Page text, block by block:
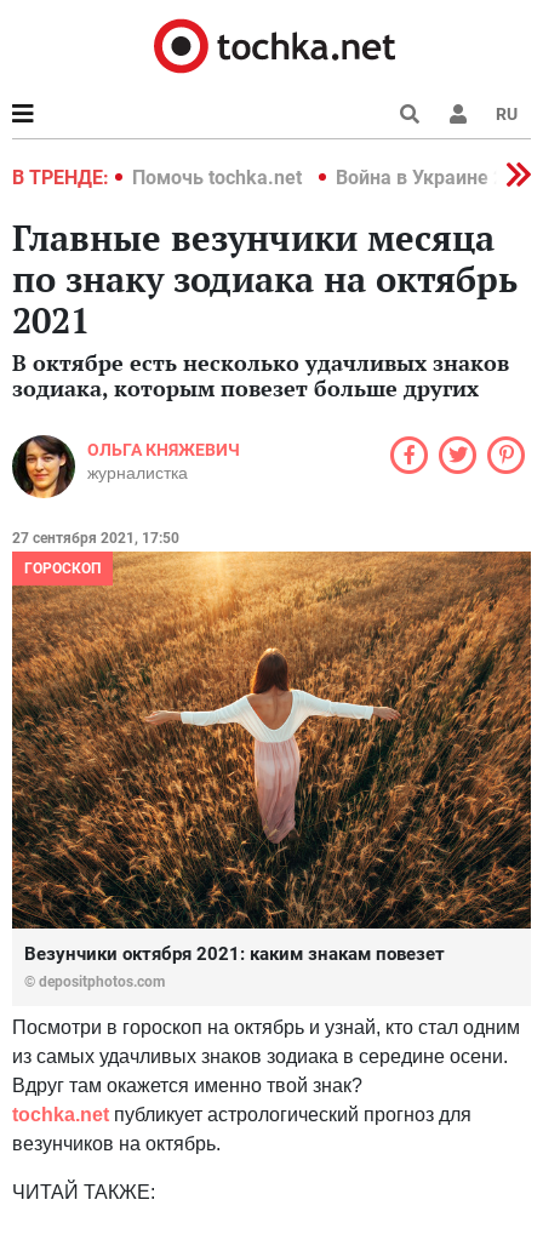
RU
В ТРЕНДЕ:
2022 Помочь tochka.net Война в Украине 2022
Главные везунчики месяца
по знаку зодиака на октябрь
2021
В октябре есть несколько удачливых знаков
зодиака, которым повезет больше других
ОЛЬГА КНЯЖЕВИЧ
журналистка
27 сентября 2021, 17:50
ГОРОСКОП
Везунчики октября 2021: каким знакам повезет
© depositphotos.com
Посмотри в гороскоп на октябрь и узнай, кто стал одним
из самых удачливых знаков зодиака в середине осени.
Вдруг там окажется именно твой знак?
tochka.net публикует астрологический прогноз для
везунчиков на октябрь.
ЧИТАЙ ТАКЖЕ: